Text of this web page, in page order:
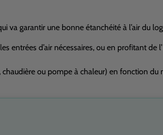
va garantir une bonne étanchéité à l’air du
d’air nécessaires, ou en profitant de
ou pompe à chaleur) en fonction du